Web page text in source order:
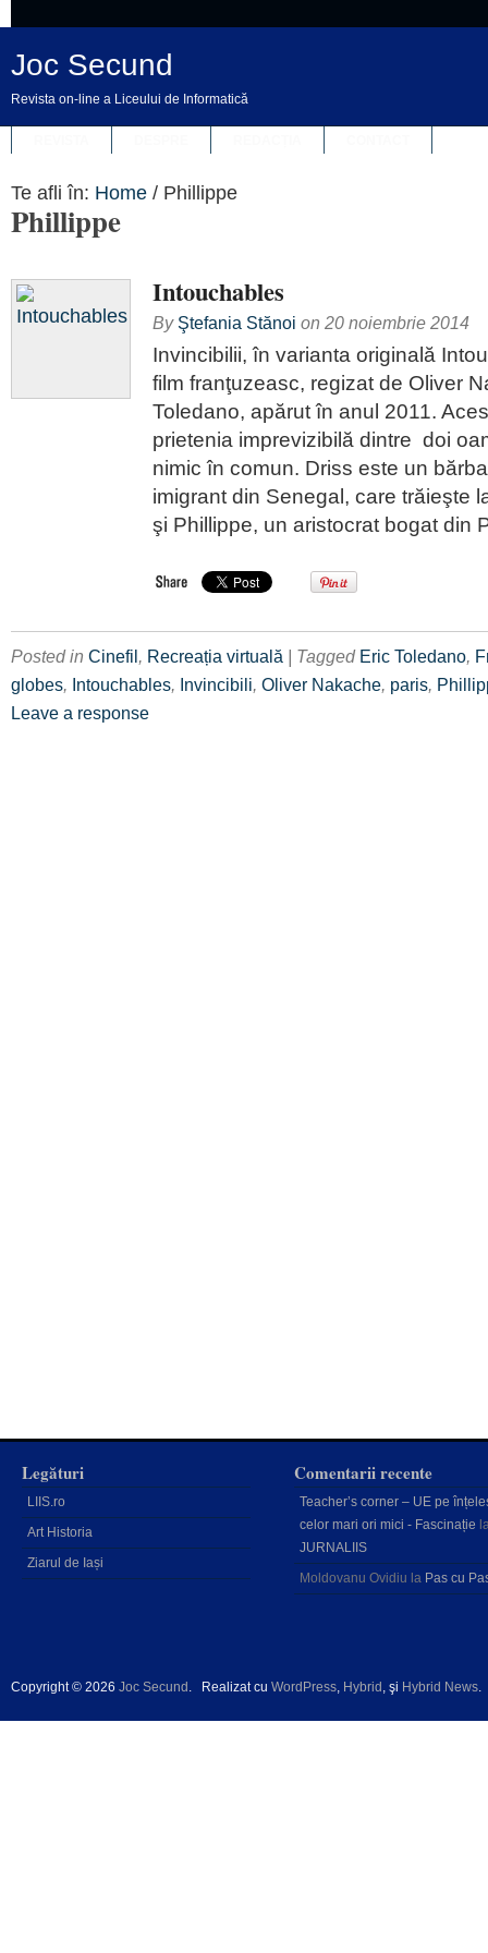
Joc Secund
Revista on-line a Liceului de Informatică
Te afli în: Home / Phillippe
Phillippe
Intouchables
By Ştefania Stănoi on 20 noiembrie 2014
Invincibilii, în varianta originală
film franţuzeasc, regizat de Oliver
Toledano, apărut în anul 2011.
prietenia imprevizibilă dintre doi
nimic în comun. Driss este un
imigrant din Senegal, care trăieşte
şi Phillippe, un aristocrat bogat din
Posted in Cinefil, Recreația virtuală | Tagged Eric Toledano,
globes, Intouchables, Invincibili, Oliver Nakache, paris,
Leave a response
Legături
LIIS.ro
Art Historia
Ziarul de Iași
Comentarii recente
Teacher’s corner – UE pe
celor mari ori mici - Fascinație
JURNALIIS
Moldovanu Ovidiu la Pas cu
Copyright © 2026 Joc Secund . Realizat cu WordPress, Hybrid , şi Hybrid News.